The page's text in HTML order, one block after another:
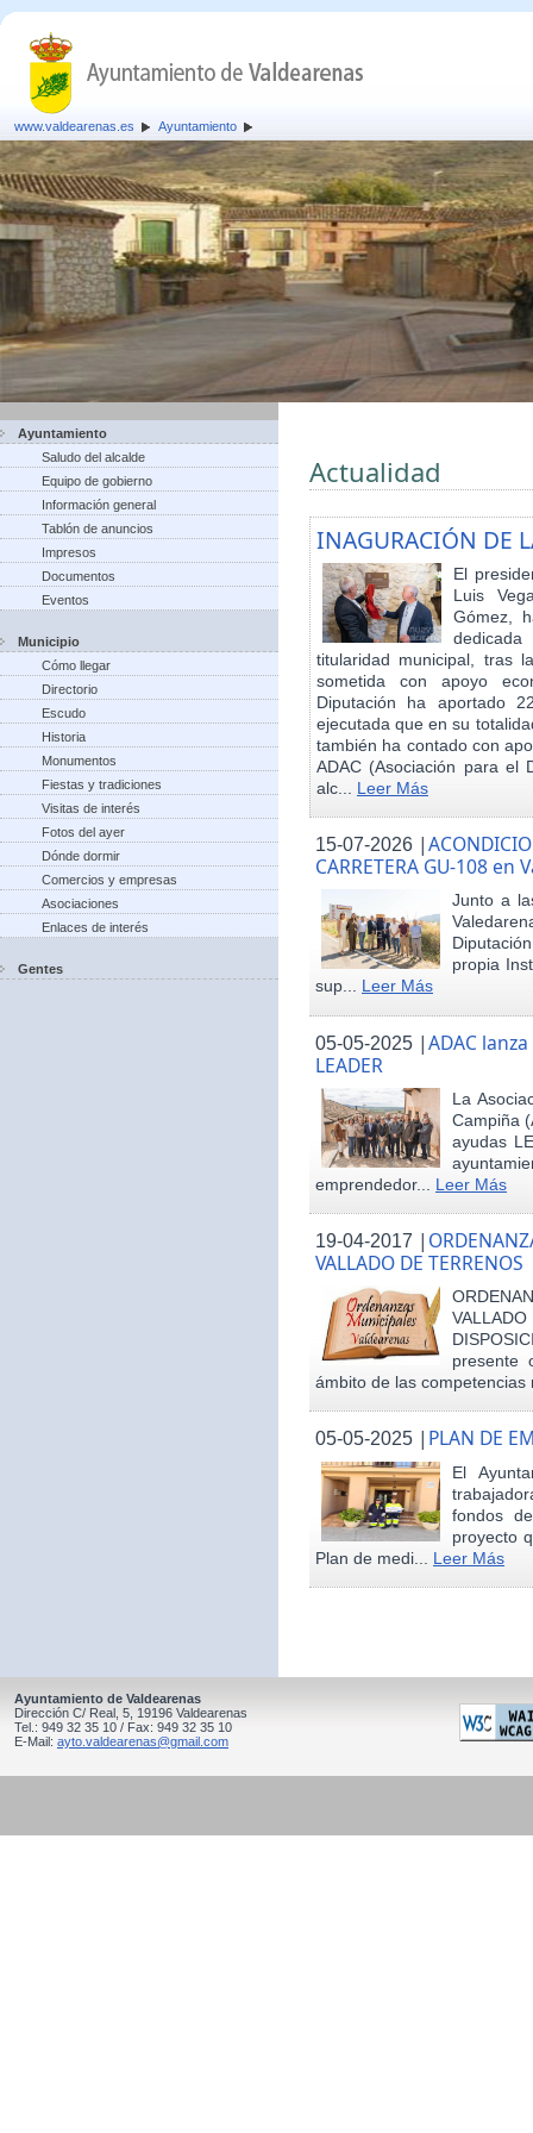
www.valdearenas.es Ayuntamiento
Ayuntamiento
Saludo del alcalde
Equipo de gobierno
Información general
Tablón de anuncios
Impresos
Documentos
Eventos
Municipio
Cómo llegar
Directorio
Escudo
Historia
Monumentos
Fiestas y tradiciones
Visitas de interés
Fotos del ayer
Dónde dormir
Comercios y empresas
Asociaciones
Enlaces de interés
Gentes
Actualidad
INAGURACIÓN DE
El
Luis
Gómez,
titularidad municipal, tras
sometida con apoyo
Diputación ha aportado
ejecutada que en su
también ha contado con
ADAC (Asociación para el
alc... Leer Más
15-07-2026 |
CARRETERA GU-108 en
Junto a
propia
sup... Leer Más
05-05-2025 |ADAC
LEADER
La
Campiña
ayudas
emprendedor... Leer Más
19-04-2017 |
VALLADO DE TERRENOS
presente
ámbito de las
05-05-2025 | PLAN DE
El
fondos
proyecto
Plan de medi... Leer Más
Ayuntamiento de Valdearenas
Dirección C/ Real, 5, 19196 Valdearenas
Tel.: 949 32 35 10 / Fax: 949 32 35 10
E-Mail: ayto.valdearenas@gmail.com